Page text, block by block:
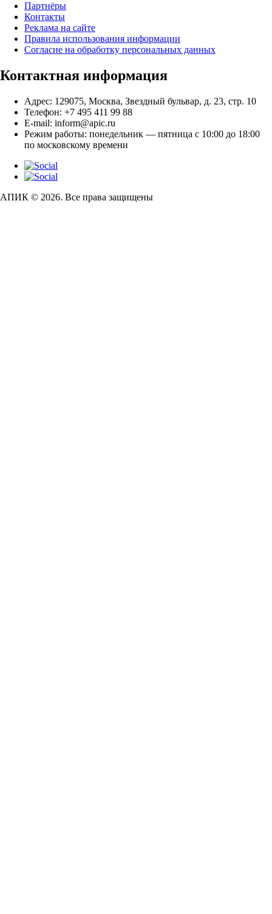
Партнёры
Контакты
Реклама на сайте
Правила использования информации
Согласие на обработку персональных данных
Контактная информация
Адрес: 129075, Москва, Звездный бульвар, д. 23, стр. 10
Телефон: +7 495 411 99 88
E-mail: inform@apic.ru
Режим работы: понедельник — пятница с 10:00 до 18:00
по московскому времени
АПИК © 2026. Все права защищены